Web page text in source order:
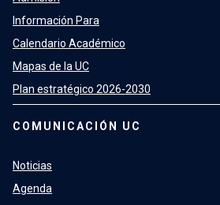
Información Para
Calendario Académico
Mapas de la UC
Plan estratégico 2026-2030
COMUNICACIÓN UC
Noticias
Agenda